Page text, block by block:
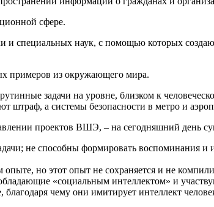
сфере.
и специальных наук, с помощью которых
примеров из окружающего мира.
задачи на уровне, близком к
штраф, а системы безопасности в метро и
проектов ВШЭ, – на сегодняшний день
не способны формировать воспоминания и
но этот опыт не сохраняется и не
«социальным интеллектом» и
чему они имитирует интеллект